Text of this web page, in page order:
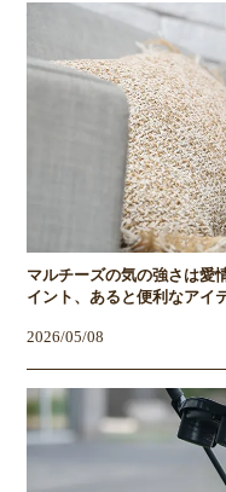
マルチーズの気の強さは愛
イント、あると便利なアイ
2026/05/08